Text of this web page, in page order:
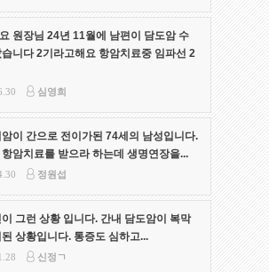
원장님 24년 11월에 남편이 담도암 수
니다 2기라고해요 항암치료중 임파선 2
심영희
이 간으로 전이가된 74세의 남성입니다.
암치료를 받으라 하는데 생명연장을...
정원섭
그런 상황 입니다. 간내 담도암이 복막
된 상황입니다. 통증도 심하고...
신정ㄱ